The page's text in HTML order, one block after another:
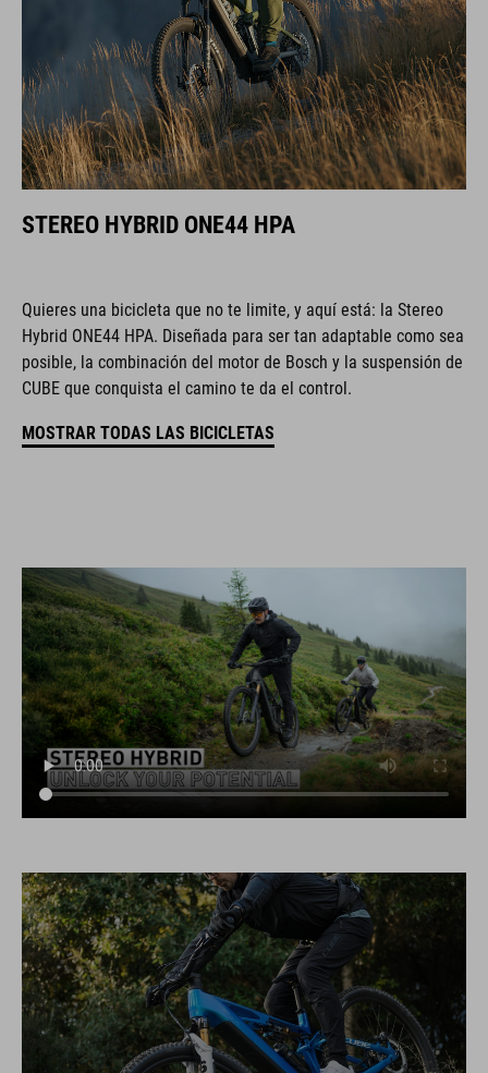
STEREO HYBRID ONE44 HPA
Quieres una bicicleta que no te limite, y aquí está: la Stereo
Hybrid ONE44 HPA. Diseñada para ser tan adaptable como sea
posible, la combinación del motor de Bosch y la suspensión de
CUBE que conquista el camino te da el control.
MOSTRAR TODAS LAS BICICLETAS